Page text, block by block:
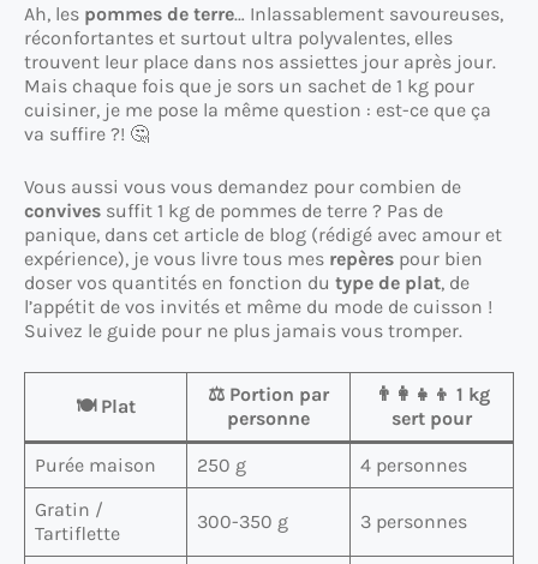
Ah, les pommes de terre… Inlassablement savoureuses,
réconfortantes et surtout ultra polyvalentes, elles
trouvent leur place dans nos assiettes jour après jour.
Mais chaque fois que je sors un sachet de 1 kg pour
cuisiner, je me pose la même question : est-ce que ça
va suffire ?! 🤔
Vous aussi vous vous demandez pour combien de
convives suffit 1 kg de pommes de terre ? Pas de
panique, dans cet article de blog (rédigé avec amour et
expérience), je vous livre tous mes repères pour bien
doser vos quantités en fonction du type de plat, de
l’appétit de vos invités et même du mode de cuisson !
Suivez le guide pour ne plus jamais vous tromper.
🍽️ Plat
⚖️ Portion par
personne
👨‍👩‍👧‍👦 1 kg
sert pour
Purée maison 250 g
4 personnes
Gratin /
Tartiflette
300-350 g 3 personnes